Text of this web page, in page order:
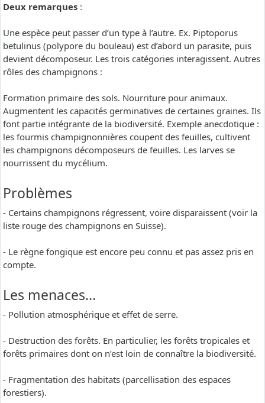
Deux remarques :
Une espèce peut passer d’un type à l’autre. Ex. Piptoporus
betulinus (polypore du bouleau) est d’abord un parasite, puis
devient décomposeur. Les trois catégories interagissent. Autres
rôles des champignons :
Formation primaire des sols. Nourriture pour animaux.
Augmentent les capacités germinatives de certaines graines. Ils
font partie intégrante de la biodiversité. Exemple anecdotique :
les fourmis champignonnières coupent des feuilles, cultivent
les champignons décomposeurs de feuilles. Les larves se
nourrissent du mycélium.
Problèmes
- Certains champignons régressent, voire disparaissent (voir la
liste rouge des champignons en Suisse).
- Le règne fongique est encore peu connu et pas assez pris en
compte.
Les menaces…
- Pollution atmosphérique et effet de serre.
- Destruction des forêts. En particulier, les forêts tropicales et
forêts primaires dont on n’est loin de connaître la biodiversité.
- Fragmentation des habitats (parcellisation des espaces
forestiers).